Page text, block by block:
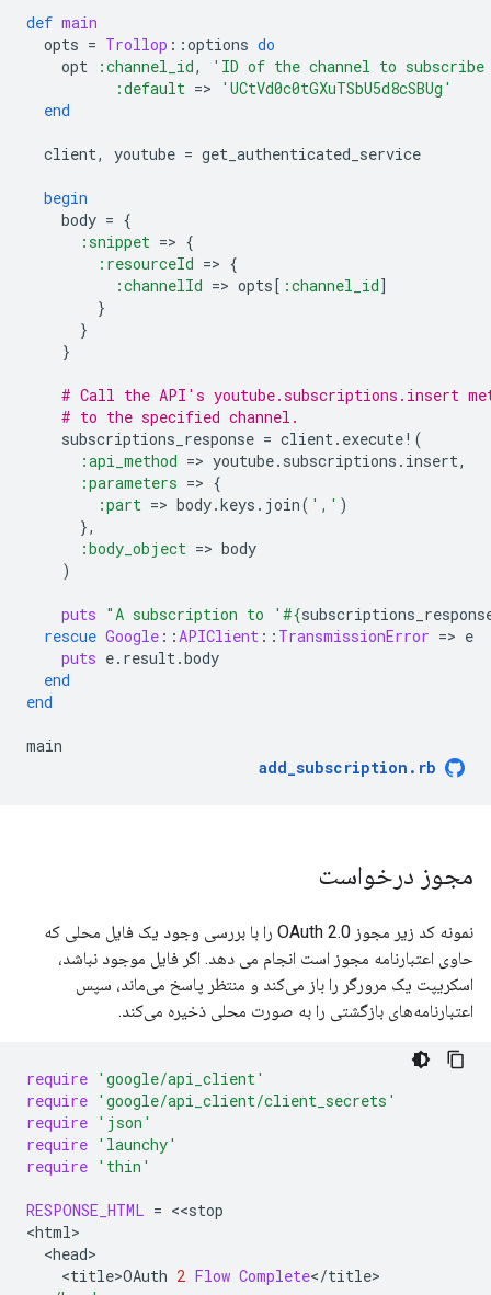
def main
opts = Trollop ::options do
opt
:channel_id,
'ID of the channel to
:default =>
'UCtVd0c0tGXuTSbU5d8cSBUg'
end
client, youtube = get_authenticated_service
begin
body = {
:snippet => {
:resourceId => {
:channelId => opts[ :channel_id]
}
}
}
# Call the API's youtube.subscriptions.insert
# to the specified channel.
subscriptions_response = client. execute! (
:api_method => youtube. subscriptions . insert,
:parameters => {
:part => body.keys . join( ',' )
},
:body_object => body
)
puts "A subscription to ' #{
rescue Google ::APIClient :: TransmissionError => e
puts e. result.body
end
end
main
add_subscription . rb
مجوز درخواست
نمونه کد زیر مجوز OAuth 2.0 را با بررسی وجود یک فایل محلی که
حاوی اعتبارنامه مجوز است انجام می دهد. اگر فایل موجود نباشد،
اسکریپت یک مرورگر را باز می‌کند و منتظر پاسخ می‌ماند، سپس
اعتبارنامه‌های بازگشتی را به صورت محلی ذخیره می‌کند.
require 'google/api_client'
require 'google/api_client/client_secrets'
require 'json'
require 'launchy'
require 'thin'
RESPONSE_HTML = <<stop
<html
<head
<title>OAuth 2 Flow Complete</title